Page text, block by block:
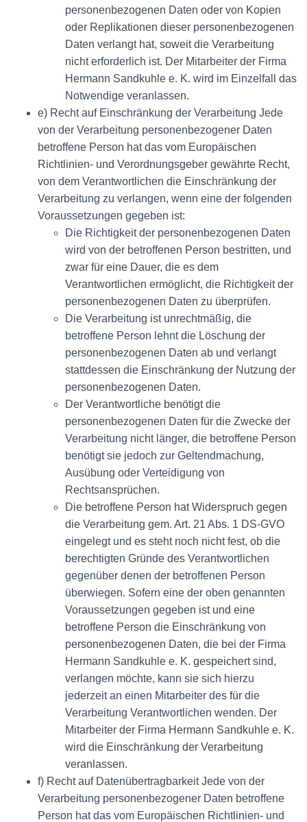
personenbezogenen Daten oder von Kopien
oder Replikationen dieser personenbezogenen
Daten verlangt hat, soweit die Verarbeitung
nicht erforderlich ist. Der Mitarbeiter der Firma
Hermann Sandkuhle e. K. wird im Einzelfall das
Notwendige veranlassen.
e) Recht auf Einschränkung der Verarbeitung Jede
von der Verarbeitung personenbezogener Daten
betroffene Person hat das vom Europäischen
Richtlinien- und Verordnungsgeber gewährte Recht,
von dem Verantwortlichen die Einschränkung der
Verarbeitung zu verlangen, wenn eine der folgenden
Voraussetzungen gegeben ist:
Die Richtigkeit der personenbezogenen Daten
wird von der betroffenen Person bestritten, und
zwar für eine Dauer, die es dem
Verantwortlichen ermöglicht, die Richtigkeit der
personenbezogenen Daten zu überprüfen.
Die Verarbeitung ist unrechtmäßig, die
betroffene Person lehnt die Löschung der
personenbezogenen Daten ab und verlangt
stattdessen die Einschränkung der Nutzung der
personenbezogenen Daten.
Der Verantwortliche benötigt die
personenbezogenen Daten für die Zwecke der
Verarbeitung nicht länger, die betroffene Person
benötigt sie jedoch zur Geltendmachung,
Ausübung oder Verteidigung von
Rechtsansprüchen.
Die betroffene Person hat Widerspruch gegen
die Verarbeitung gem. Art. 21 Abs. 1 DS-GVO
eingelegt und es steht noch nicht fest, ob die
berechtigten Gründe des Verantwortlichen
gegenüber denen der betroffenen Person
überwiegen. Sofern eine der oben genannten
Voraussetzungen gegeben ist und eine
betroffene Person die Einschränkung von
personenbezogenen Daten, die bei der Firma
Hermann Sandkuhle e. K. gespeichert sind,
verlangen möchte, kann sie sich hierzu
jederzeit an einen Mitarbeiter des für die
Verarbeitung Verantwortlichen wenden. Der
Mitarbeiter der Firma Hermann Sandkuhle e. K.
wird die Einschränkung der Verarbeitung
veranlassen.
f) Recht auf Datenübertragbarkeit Jede von der
Verarbeitung personenbezogener Daten betroffene
Person hat das vom Europäischen Richtlinien- und